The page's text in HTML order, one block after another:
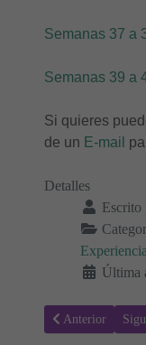
Semanas 37 a
Semanas 39 a
Si quieres
de un E-mail
Detalles
Escrito
Experiencia
Última
Artículo anterior:
Anterior